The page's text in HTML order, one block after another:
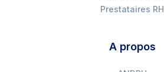
Prestataires RH
A propos